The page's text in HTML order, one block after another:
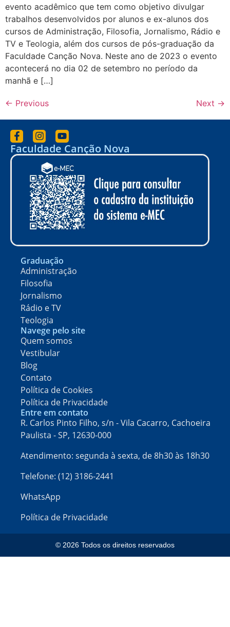
evento acadêmico que tem como objetivo divulgar
trabalhos desenvolvidos por alunos e ex-alunos dos
cursos de Administração, Filosofia, Jornalismo, Rádio e
TV e Teologia, além dos cursos de pós-graduação da
Faculdade Canção Nova. Neste ano de 2023 o evento
acontecerá no dia 02 de setembro no período da
manhã e […]
← Previous Next →
Faculdade Canção Nova
Graduação
Administração
Filosofia
Jornalismo
Rádio e TV
Teologia
Navege pelo site
Quem somos
Vestibular
Blog
Contato
Política de Cookies
Política de Privacidade
Entre em contato
R. Carlos Pinto Filho, s/n - Vila Cacarro, Cachoeira
Paulista - SP, 12630-000​
Atendimento: segunda à sexta, de 8h30 às 18h30
Telefone: (12) 3186-2441
WhatsApp
Política de Privacidade
© 2026 Todos os direitos reservados